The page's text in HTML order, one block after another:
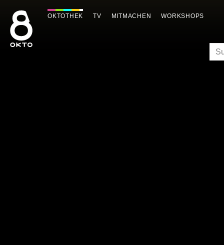
Inhalt
springen
OKTOTHEK TV MITMACHEN WORKSHOPS